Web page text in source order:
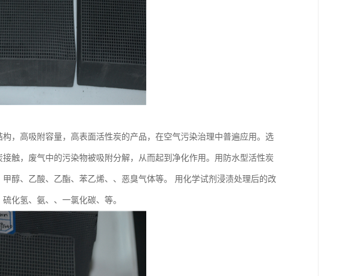
，高吸附容量，高表面活性炭的产品，在空气污染治理中普遍应用。选
触，废气中的污染物被吸附分解，从而起到净化作用。用防水型活性炭
醇、乙酸、乙酯、苯乙烯、、恶臭气体等。 用化学试剂浸渍处理后的改
化氢、氨、、一氯化碳、等。